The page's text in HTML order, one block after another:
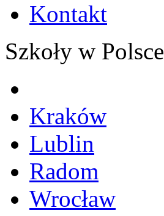
Kontakt
Szkoły w Polsce
Kraków
Lublin
Radom
Wrocław